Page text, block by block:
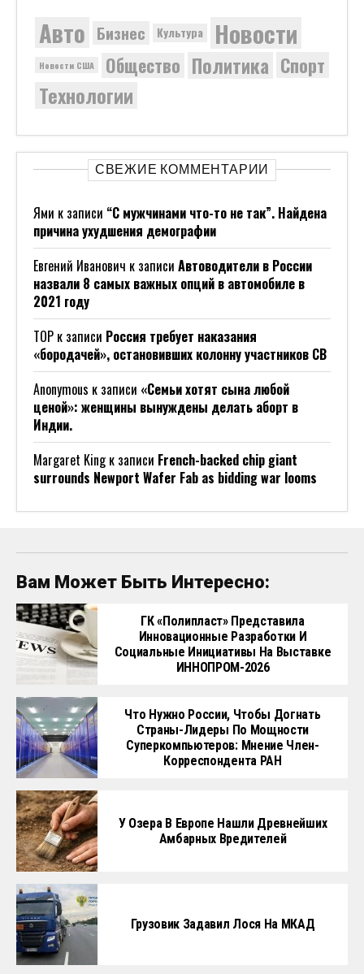
Авто Бизнес Культура Новости
Новости США Общество Политика Спорт
Технологии
СВЕЖИЕ КОММЕНТАРИИ
Ями к записи “С мужчинами что-то не так”. Найдена
причина ухудшения демографии
Евгений Иванович к записи Автоводители в России
назвали 8 самых важных опций в автомобиле в
2021 году
ТОР к записи Россия требует наказания
«бородачей», остановивших колонну участников СВ
Anonymous к записи «Семьи хотят сына любой
ценой»: женщины вынуждены делать аборт в
Индии.
Margaret Kingк записи French-backed chip giant
surrounds Newport Wafer Fab as bidding war looms
Вам Может Быть Интересно:
ГК «Полипласт» Представила
Инновационные Разработки И
Социальные Инициативы На Выставке
ИННОПРОМ-2026
Что Нужно России, Чтобы Догнать
Страны-Лидеры По Мощности
Суперкомпьютеров: Мнение Член-
Корреспондента РАН
У Озера В Европе Нашли Древнейших
Амбарных Вредителей
Грузовик Задавил Лося На МКАД